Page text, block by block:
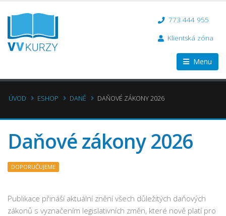
773 444 955
Klientská zóna
Menu
ÚVOD ESHOP DANĚ DAŇOVÉ ZÁKONY 2026
Daňové zákony 2026
DOPORUČUJEME
Publikace přináší aktuální znění všech důležitých daňových
zákonů s vyznačením legislativních změn, které nově platí pro